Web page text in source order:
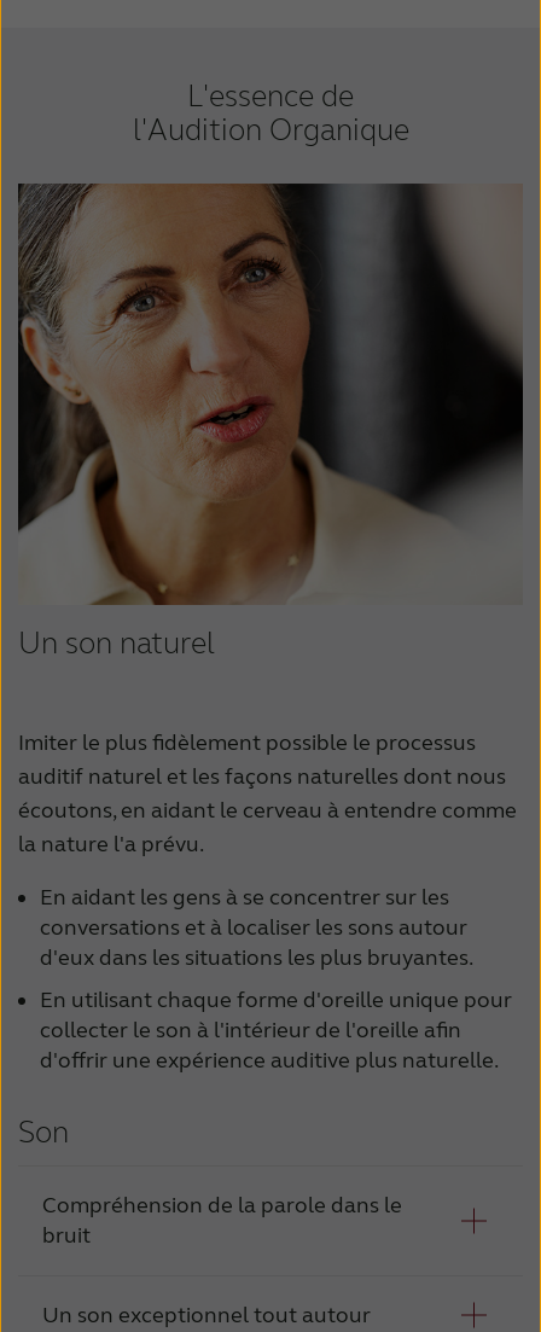
L'essence de
l'Audition Organique
Un son naturel
Imiter le plus fidèlement possible le processus
auditif naturel et les façons naturelles dont nous
écoutons, en aidant le cerveau à entendre comme
la nature l'a prévu.
En aidant les gens à se concentrer sur les
conversations et à localiser les sons autour
d'eux dans les situations les plus bruyantes.
En utilisant chaque forme d'oreille unique pour
collecter le son à l'intérieur de l'oreille afin
d'offrir une expérience auditive plus naturelle.
Son
Compréhension de la parole dans le
bruit
En utilisant un puissant faisceau directionnel
Un son exceptionnel tout autour